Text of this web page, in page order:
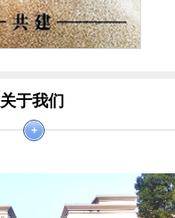
关于我们
+